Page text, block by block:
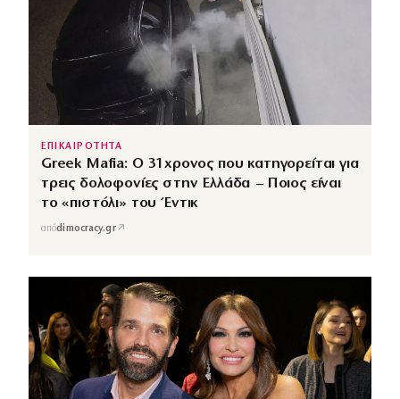
ΕΠΙΚΑΙΡΟΤΗΤΑ
Greek Mafia: Ο 31χρονος που κατηγορείται για
τρεις δολοφονίες στην Ελλάδα – Ποιος είναι
το «πιστόλι» του Έντικ
απόdimocracy.gr↗